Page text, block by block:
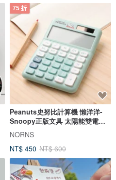
75 折
Peanuts史努比計算機 懶洋洋-
Snoopy正版文具 太陽能雙電源
計算機
NORNS
NT$ 450 NT$ 600